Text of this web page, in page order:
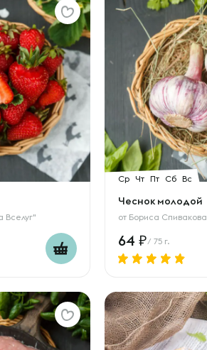
Вселуг"
Ср Чт Пт Сб Вс
Чеснок молодой
от Бориса Спивакова
64 / 75 г.